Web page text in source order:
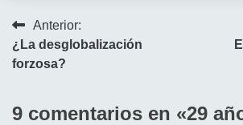
Navegación
de
Anterior:
¿La desglobalización
forzosa?
9 comentarios en «29